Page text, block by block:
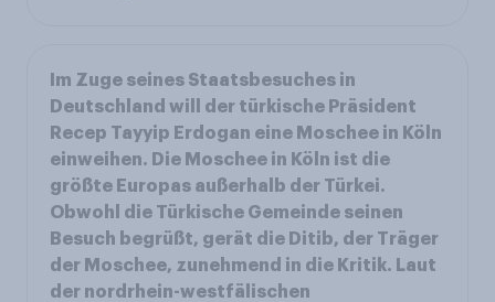
Im Zuge seines Staatsbesuches in
Deutschland will der türkische Präsident
Recep Tayyip Erdogan eine Moschee in Köln
einweihen. Die Moschee in Köln ist die
größte Europas außerhalb der Türkei.
Obwohl die Türkische Gemeinde seinen
Besuch begrüßt, gerät die Ditib, der Träger
der Moschee, zunehmend in die Kritik. Laut
der nordrhein-westfälischen